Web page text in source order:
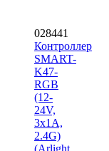
028441
Контроллер
SMART-
K47-
RGB
(12-
24V,
3x1A,
2.4G)
(Arlight,